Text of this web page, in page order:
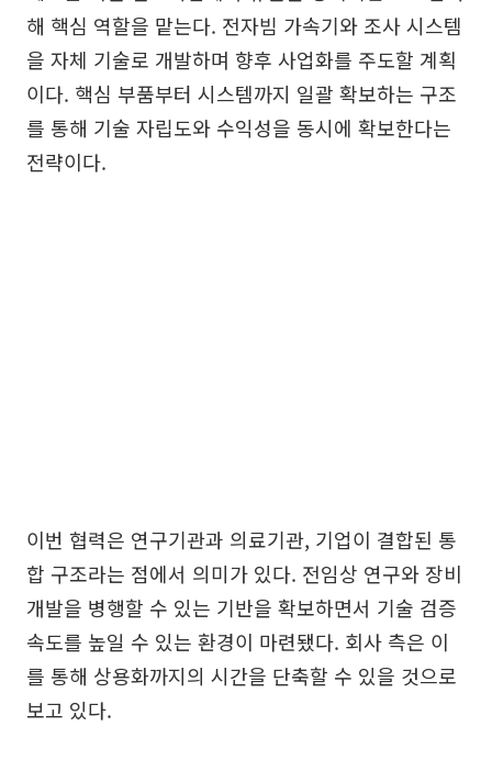
해 핵심 역할을 맡는다. 전자빔 가속기와 조사 시스템
을 자체 기술로 개발하며 향후 사업화를 주도할 계획
이다. 핵심 부품부터 시스템까지 일괄 확보하는 구조
를 통해 기술 자립도와 수익성을 동시에 확보한다는
전략이다.
이번 협력은 연구기관과 의료기관, 기업이 결합된 통
합 구조라는 점에서 의미가 있다. 전임상 연구와 장비
개발을 병행할 수 있는 기반을 확보하면서 기술 검증
속도를 높일 수 있는 환경이 마련됐다. 회사 측은 이
를 통해 상용화까지의 시간을 단축할 수 있을 것으로
보고 있다.